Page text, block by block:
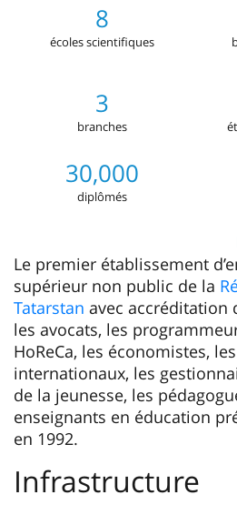
8
écoles scientifiques
3
branches
30,000
diplômés
Le premier établissement
supérieur non public de la
Tatarstan avec accréditation
les avocats, les
HoReCa, les économistes,
internationaux, les
de la jeunesse, les
enseignants en éducation
en 1992.
Infrastructure